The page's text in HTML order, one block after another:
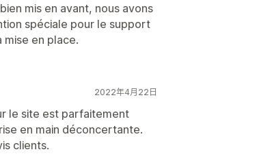
mis en avant, nous avons
spéciale pour le support
en place.
2022年4月22日
le site est parfaitement
en main déconcertante.
clients.